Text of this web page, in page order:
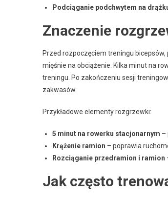
Podciąganie podchwytem na
Znaczenie
Przed rozpoczęciem treningu
mięśnie na obciążenie. Kilka minut na
treningu. Po zakończeniu sesji
zakwasów.
Przykładowe elementy rozgrzewki:
5 minut na rowerku stacjonarnym –
Krążenie ramion – poprawia
Rozciąganie przedramion i ramion
Jak często